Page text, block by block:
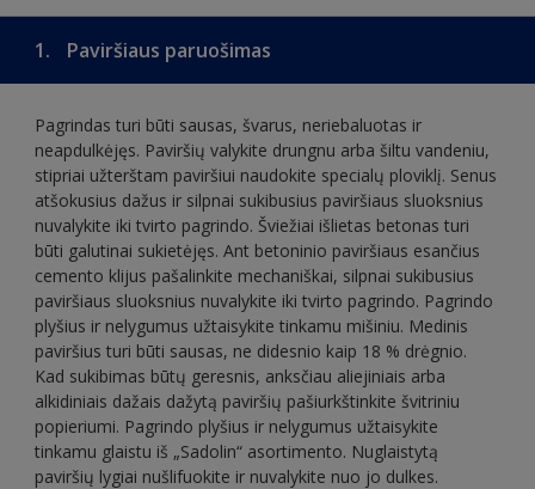
1. Paviršiaus paruošimas
Pagrindas turi būti sausas, švarus, neriebaluotas ir
neapdulkėjęs. Paviršių valykite drungnu arba šiltu vandeniu,
stipriai užterštam paviršiui naudokite specialų ploviklį. Senus
atšokusius dažus ir silpnai sukibusius paviršiaus sluoksnius
nuvalykite iki tvirto pagrindo. Šviežiai išlietas betonas turi
būti galutinai sukietėjęs. Ant betoninio paviršiaus esančius
cemento klijus pašalinkite mechaniškai, silpnai sukibusius
paviršiaus sluoksnius nuvalykite iki tvirto pagrindo. Pagrindo
plyšius ir nelygumus užtaisykite tinkamu mišiniu. Medinis
paviršius turi būti sausas, ne didesnio kaip 18 % drėgnio.
Kad sukibimas būtų geresnis, anksčiau aliejiniais arba
alkidiniais dažais dažytą paviršių pašiurkštinkite švitriniu
popieriumi. Pagrindo plyšius ir nelygumus užtaisykite
tinkamu glaistu iš „Sadolin“ asortimento. Nuglaistytą
paviršių lygiai nušlifuokite ir nuvalykite nuo jo dulkes.